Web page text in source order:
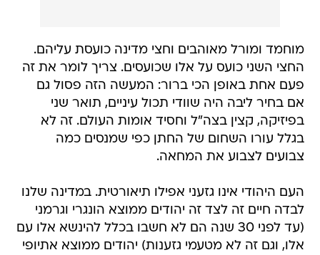
מוחמד ומורל מאוהבים וחצי מדינה כועסת עליהם.
החצי השני כועס על אלו שכועסים. צריך לומר את זה
פעם אחת באופן הכי ברור: המעשה הזה פסול גם
אם בחיר ליבה היה שוודי תכול עיניים, תואר שני
בפיזיקה, קצין בצה"ל וחסיד אומות העולם. זה לא
בגלל עורו השחום של החתן כפי שמנסים כמה
צבועים לצבוע את המחאה.
העם היהודי אינו גזעני אפילו תיאורטית. במדינה שלנו
לבדה חיים זה לצד זה יהודים ממוצא הונגרי וגרמני
(עד לפני 30 שנה הם לא חשבו בכלל להינשא אלו עם
אלו, וגם זה לא מטעמי גזענות) יהודים ממוצא אתיופי